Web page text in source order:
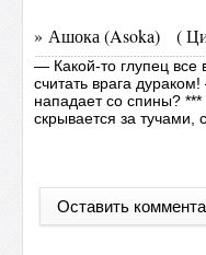
» Ашока (Asoka) (
— Какой-то глупец все
считать врага
нападает со спины?
скрывается за тучами,
Оставить